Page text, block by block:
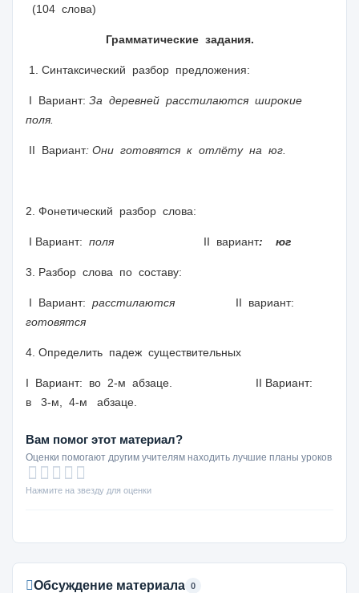
(104 слова)
Грамматические задания.
1. Синтаксический разбор предложения:
I Вариант: За деревней расстилаются широкие
поля.
II Вариант: Они готовятся к отлёту на юг.
2. Фонетический разбор слова:
I Вариант: поля II вариант: юг
3. Разбор слова по составу:
I Вариант: расстилаются II вариант:
готовятся
4. Определить падеж существительных
I Вариант: во 2-м абзаце. II Вариант:
в 3-м, 4-м абзаце.
Вам помог этот материал?
Оценки помогают другим учителям находить лучшие планы уроков
Нажмите на звезду для оценки
Обсуждение материала 0